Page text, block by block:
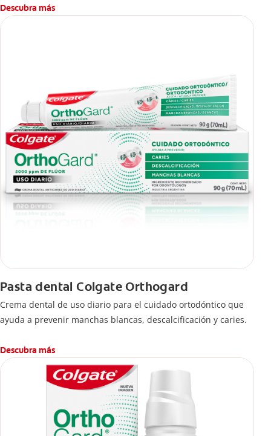
Descubra más
Pasta dental Colgate Orthogard
Crema dental de uso diario para el cuidado ortodóntico que
ayuda a prevenir manchas blancas, descalcificación y caries.
Descubra más